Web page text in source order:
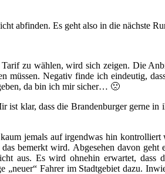
abfinden. Es geht also in die nächste
Tarif zu wählen, wird sich zeigen. Die
müssen. Negativ finde ich eindeutig,
da bin ich mir sicher… 🙁
klar, dass die Brandenburger gerne in
jemals auf irgendwas hin kontrolliert
bemerkt wird. Abgesehen davon geht
aus. Es wird ohnehin erwartet, dass
„neuer“ Fahrer im Stadtgebiet dazu.